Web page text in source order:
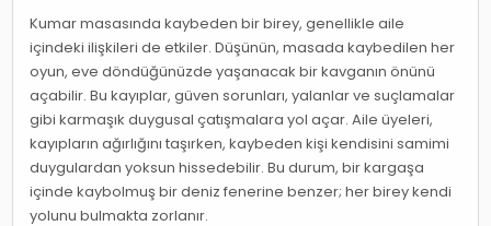
Kumar masasında kaybeden bir birey, genellikle aile
içindeki ilişkileri de etkiler. Düşünün, masada kaybedilen her
oyun, eve döndüğünüzde yaşanacak bir kavganın önünü
açabilir. Bu kayıplar, güven sorunları, yalanlar ve suçlamalar
gibi karmaşık duygusal çatışmalara yol açar. Aile üyeleri,
kayıpların ağırlığını taşırken, kaybeden kişi kendisini samimi
duygulardan yoksun hissedebilir. Bu durum, bir kargaşa
içinde kaybolmuş bir deniz fenerine benzer; her birey kendi
yolunu bulmakta zorlanır.